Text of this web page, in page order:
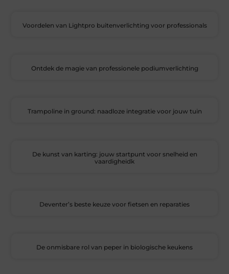
Voordelen van Lightpro buitenverlichting voor professionals
Ontdek de magie van professionele podiumverlichting
Trampoline in ground: naadloze integratie voor jouw tuin
De kunst van karting: jouw startpunt voor snelheid en
vaardigheidk
Deventer’s beste keuze voor fietsen en reparaties
De onmisbare rol van peper in biologische keukens